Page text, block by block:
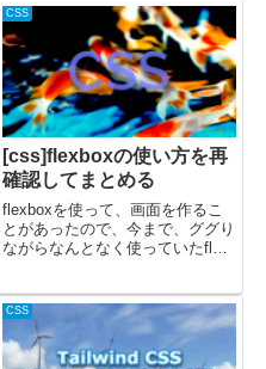
CSS
[css]flexboxの使い方を再
確認してまとめる
flexboxを使って、画面を作るこ
とがあったので、今まで、ググり
ながらなんとなく使っていたflex
要素の並び順や位置を自由に指定
できるものです。親要素に
display:...
CSS